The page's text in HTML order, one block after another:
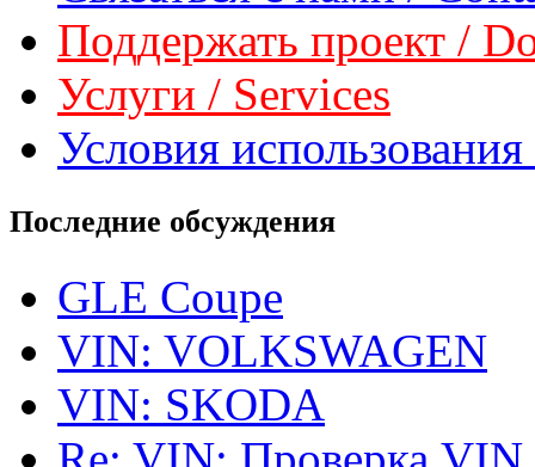
Поддержать проект /
Услуги / Services
Условия
Последние обсуждения
GLE Coupe
VIN: VOLKSWAGEN
VIN: SKODA